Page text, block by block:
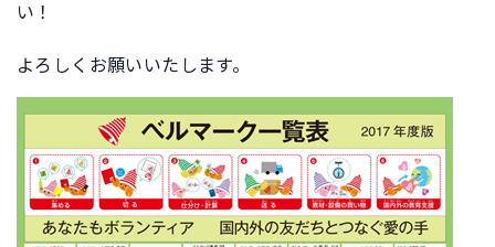
い！
よろしくお願いいたします。